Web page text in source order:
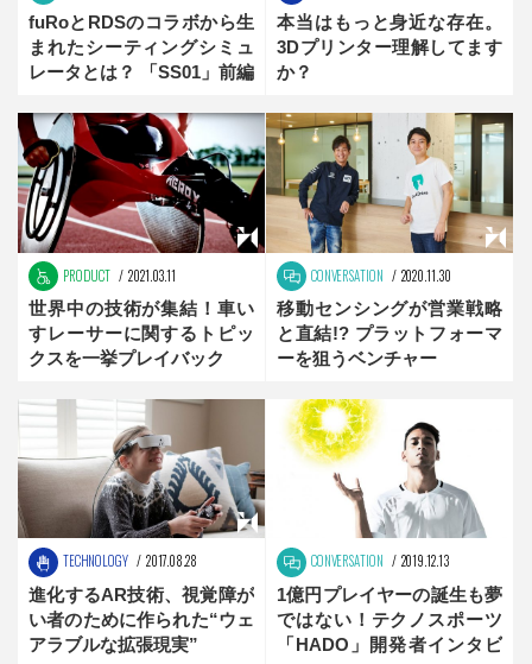
fuRoとRDSのコラボから生
まれたシーティングシミュ
レータとは？ 「SS01」前編
本当はもっと身近な存在。
3Dプリンター理解してます
か？
PRODUCT 2021.03.11
世界中の技術が集結！車い
すレーサーに関するトピッ
クスを一挙プレイバック
CONVERSATION 2020.11.30
移動センシングが営業戦略
と直結!? プラットフォーマ
ーを狙うベンチャー
TECHNOLOGY 2017.08.28
進化するAR技術、視覚障が
い者のために作られた“ウェ
アラブルな拡張現実”
CONVERSATION 2019.12.13
1億円プレイヤーの誕生も夢
ではない！テクノスポーツ
「HADO」開発者インタビ